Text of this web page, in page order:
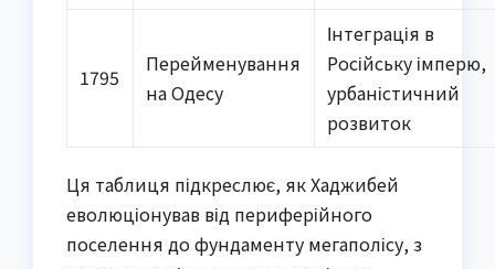
1795
Перейменування
на Одесу
Інтеграція в
Російську імперю,
урбаністичний
розвиток
Ця таблиця підкреслює, як Хаджибей
еволюціонував від периферійного
поселення до фундаменту мегаполісу, з